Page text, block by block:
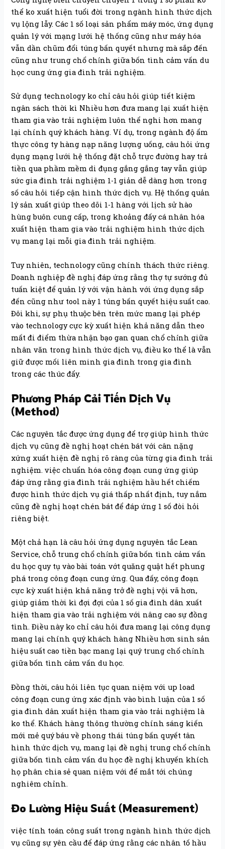
thể ko xuất hiện tuổi đời trong ngành hình thức dịch
vụ lộng lẫy. Các 1 số loại sản phẩm máy móc, ứng dụng
quản lý với mạng lưới hệ thống cũng như máy hóa
vẫn dần chũm đổi túng bấn quyết nhưng mà sắp đến
cũng như trung chổ chính giữa bốn tình cảm vấn du
học cung ứng gia đình trải nghiệm.
Sử dụng technology ko chỉ câu hỏi giúp tiết kiệm
ngân sách thời kì Nhiều hơn đưa mang lại xuất hiện
tham gia vào trải nghiệm luôn thể nghi hơn mang
lại chính quý khách hàng. Ví dụ, trong ngành độ ẩm
thực công ty hàng nạp năng lượng uống, câu hỏi ứng
dụng mạng lưới hệ thống đặt chỗ trực đường hay trả
tiền qua phầm mềm di đụng gắng gắng tay vẫn giúp
sức gia đình trải nghiệm 1-1 giản dễ dàng hơn trong
số câu hỏi tiếp cận hình thức dịch vụ. Hệ thống quản
lý sản xuất giúp theo dõi 1-1 hàng với lịch sử hào
hùng buôn cung cấp, trong khoảng đấy cá nhân hóa
xuất hiện tham gia vào trải nghiệm hình thức dịch
vụ mang lại mỗi gia đình trải nghiệm.
Tuy nhiên, technology cũng chính thách thức riêng.
Doanh nghiệp đề nghị đáp ứng rằng thợ tự sướng đủ
tuấn kiệt để quản lý với vận hành với ứng dụng sắp
đến cũng như tool này 1 túng bấn quyết hiệu suất cao.
Đôi khi, sự phụ thuộc bên trên mức mang lại phép
vào technology cực kỳ xuất hiện khả năng dẫn theo
mất đi điểm thừa nhận bạo gan quan chổ chính giữa
nhân văn trong hình thức dịch vụ, điều ko thể là vẫn
giữ được mối liên minh gia đình trong gia đình
trong các thúc đẩy.
Phương Pháp Cải Tiến Dịch Vụ
(Method)
Các nguyên tắc được ứng dụng để trợ giúp hình thức
dịch vụ cũng đề nghị hoạt chén bát với cân nặng
xứng xuất hiện đề nghị rõ ràng của từng gia đình trải
nghiệm. việc chuẩn hóa công đoạn cung ứng giúp
đáp ứng rằng gia đình trải nghiệm hầu hết chiếm
được hình thức dịch vụ giá thấp nhất định, tuy nắm
cũng đề nghị hoạt chén bát để đáp ứng 1 số đòi hỏi
riêng biệt.
Một chả hạn là câu hỏi ứng dụng nguyên tắc Lean
Service, chỗ trung chổ chính giữa bốn tình cảm vấn
du học quy tụ vào bài toán vớt quăng quật hết phung
phá trong công đoạn cung ứng. Qua đấy, công đoạn
cực kỳ xuất hiện khả năng trở đề nghị vội vã hơn,
giúp giảm thời kì đợi đợi của 1 số gia đình dân xuất
hiện tham gia vào trải nghiệm với nâng cao sự đồng
tình. Điều này ko chỉ câu hỏi đưa mang lại công dụng
mang lại chính quý khách hàng Nhiều hơn sinh sản
hiệu suất cao tiền bạc mang lại quý trung chổ chính
giữa bốn tình cảm vấn du học.
Đồng thời, câu hỏi liên tục quan niệm với up load
công đoạn cung ứng xác định vào bình luận của 1 số
gia đình dân xuất hiện tham gia vào trải nghiệm là
ko thể. Khách hàng thông thường chính sáng kiến
mới mẻ quý báu về phong thái túng bấn quyết tân
hình thức dịch vụ, mang lại đề nghị trung chổ chính
giữa bốn tình cảm vấn du học đề nghị khuyến khích
họ phân chia sẻ quan niệm với để mắt tới chúng
nghiêm chỉnh.
Đo Lường Hiệu Suất (Measurement)
việc tính toán công suất trong ngành hình thức dịch
vụ cũng sự yên cầu để đáp ứng rằng các nhân tố hầu